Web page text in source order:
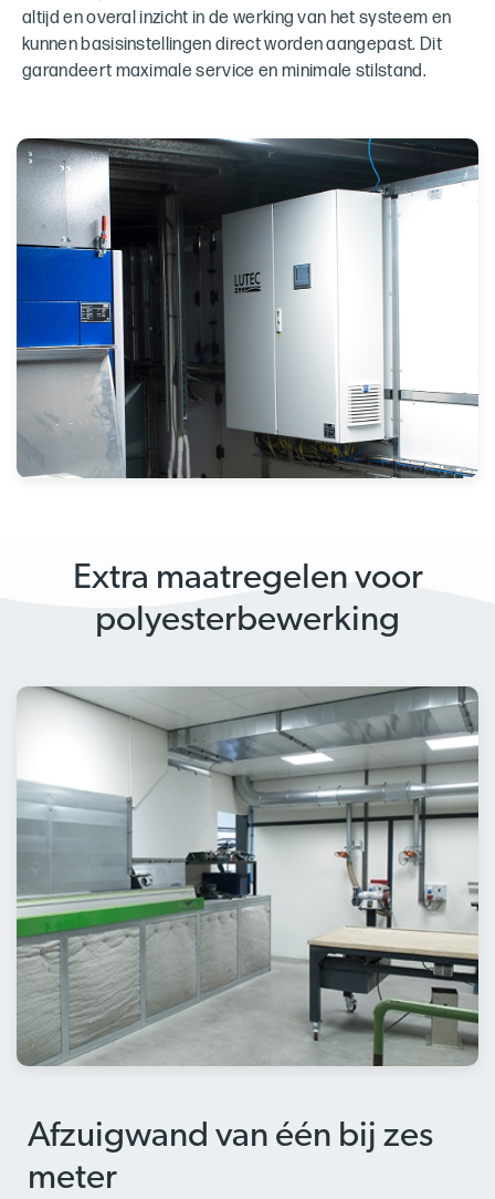
altijd en overal inzicht in de werking van het systeem en
kunnen basisinstellingen direct worden aangepast. Dit
garandeert maximale service en minimale stilstand.
Extra maatregelen voor
polyesterbewerking
Afzuigwand van één bij zes
meter